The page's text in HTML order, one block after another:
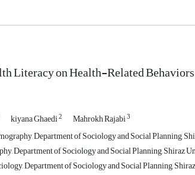
Literacy on Health-Related
kiyana Ghaedi2 Mahrokh Rajabi3
Department of Sociology and Social Planning,
Department of Sociology and Social Planning, Shiraz
Department of Sociology and Social Planning,